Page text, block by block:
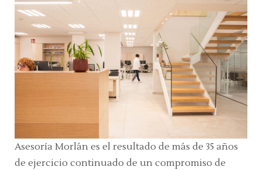
Asesoría Morlán es el resultado de más de 35 años
de ejercicio continuado de un compromiso de